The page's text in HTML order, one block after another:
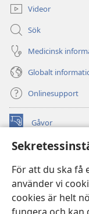
För att du ska få
använder vi
cookies är helt
Videor
Sök
Medicinsk
Globalt
Onlinesupport
Gåvor
(öppnar
fönster) Watchtower
nytt
fönster)JW Hub ®
(öppnar
nytt
fönster)JW Library